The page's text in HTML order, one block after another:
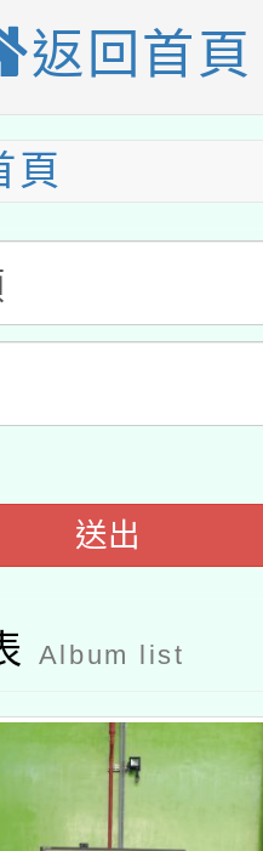
年度第1次
選結果公
結果公告(
族委員會
民族歲時祭
年70歲以
座「吃得安
退休同仁踴
年度第2次
公告(無人
學行動站研
專業研習
人工智慧
返回首頁
頁
送出
Album list